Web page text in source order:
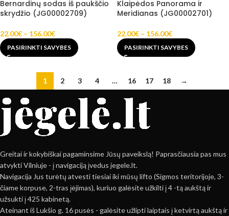
Bernardinų sodas iš paukščio
skrydžio (JG00002709)
22.00€ – 156.00€
PASIRINKTI SAVYBES
Klaipėdos Panorama ir
Meridianas (JG00002701)
22.00€ – 156.00€
PASIRINKTI SAVYBES
1 2 3 4 … 16 17 18 →
Greitai ir kokybiškai pagaminsime Jūsų paveikslą! Paprasčiausia pas mus
atvykti Vilniuje - į navigaciją įvedus jegele.lt.
Navigacija Jus turėtų atvesti tiesiai iki mūsų lifto (Sigmos teritorijoje, 3-
čiame korpuse, 2-tras įėjimas), kuriuo galėsite užkilti į 4 -tą aukštą ir
užsukti į 425 kabinetą.
Ateinant iš Lukšio g. 16 pusės - galėsite užlipti laiptais į ketvirtą aukštą ir